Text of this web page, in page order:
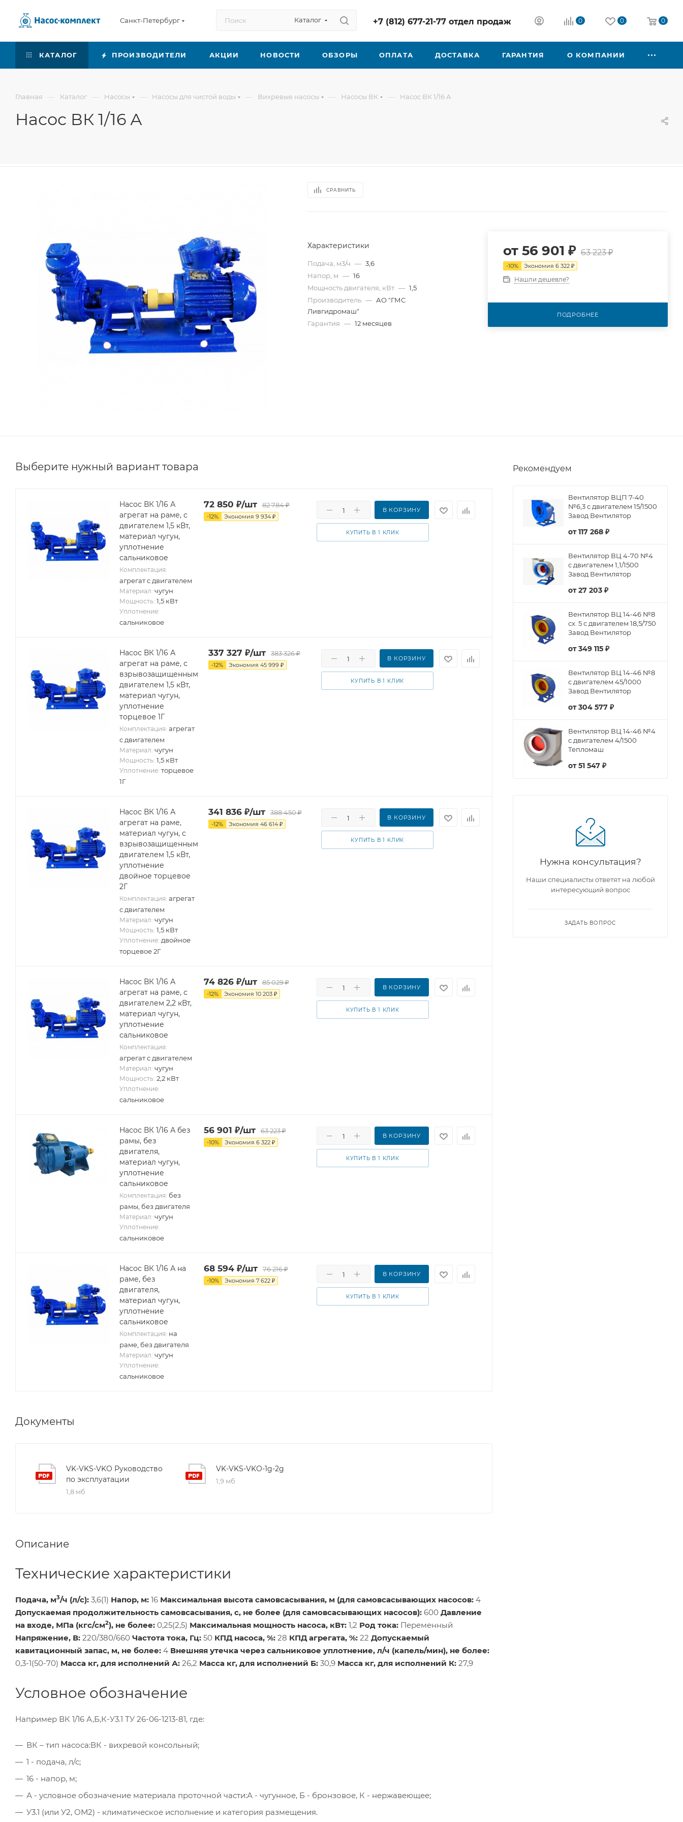
Санкт-Петербург Каталог +7 (812) 677-21-77 отдел продаж 0 0 0
КАТАЛОГ ПРОИЗВОДИТЕЛИ АКЦИИ НОВОСТИ ОБЗОРЫ ОПЛАТА ДОСТАВКА ГАРАНТИЯ О КОМПАНИИ
Главная — Каталог — Насосы — Насосы для чистой воды — Вихревые насосы — Насосы ВК — Насос ВК 1/16 А
Насос ВК 1/16 А
СРАВНИТЬ
Характеристики
Подача, м3/ч — 3,6
Напор, м — 16
Mощность двигателя, кВт — 1,5
Производитель — АО "ГМС
Ливгидромаш"
Гарантия — 12 месяцев
от 56 901 ₽ 63 223 ₽
-10% Экономия 6 322 ₽
Нашли дешевле?
ПОДРОБНЕЕ
Выберите нужный вариант товара
Насос ВК 1/16 А
агрегат на раме, с
двигателем 1,5 кВт,
материал чугун,
уплотнение
сальниковое
Комплектация:
агрегат с двигателем
Материал: чугун
Мощность: 1,5 кВт
Уплотнение:
сальниковое
72 850 ₽/шт 82 784₽
-12% Экономия 9 934₽
В КОРЗИНУ
КУПИТЬ В 1 КЛИК
Насос ВК 1/16 А
агрегат на раме, с
взрывозащищенным
двигателем 1,5 кВт,
материал чугун,
уплотнение
торцевое 1Г
Комплектация: агрегат
с двигателем
Материал: чугун
Мощность: 1,5 кВт
Уплотнение: торцевое
1Г
337 327 ₽/шт 383 326₽
-12% Экономия 45 999 ₽
В КОРЗИНУ
КУПИТЬ В 1 КЛИК
Насос ВК 1/16 А
агрегат на раме,
материал чугун, с
взрывозащищенным
двигателем 1,5 кВт,
уплотнение
двойное торцевое
2Г
Комплектация: агрегат
с двигателем
Материал: чугун
Мощность: 1,5 кВт
Уплотнение: двойное
торцевое 2Г
341 836 ₽/шт 388 450₽
-12% Экономия 46 614 ₽
В КОРЗИНУ
КУПИТЬ В 1 КЛИК
Насос ВК 1/16 А
агрегат на раме, с
двигателем 2,2 кВт,
материал чугун,
уплотнение
сальниковое
Комплектация:
агрегат с двигателем
Материал: чугун
Мощность: 2,2 кВт
Уплотнение:
сальниковое
74 826₽/шт 85 029₽
-12% Экономия 10 203₽
В КОРЗИНУ
КУПИТЬ В 1 КЛИК
Насос ВК 1/16 А без
рамы, без
двигателя,
материал чугун,
уплотнение
сальниковое
Комплектация: без
рамы, без двигателя
Материал: чугун
Уплотнение:
сальниковое
56 901 ₽/шт 63 223₽
-10% Экономия 6 322₽
В КОРЗИНУ
КУПИТЬ В 1 КЛИК
Насос ВК 1/16 А на
раме, без
двигателя,
материал чугун,
уплотнение
сальниковое
Комплектация: на
раме, без двигателя
Материал: чугун
Уплотнение:
сальниковое
68 594₽/шт 76 216₽
-10% Экономия 7 622₽
В КОРЗИНУ
КУПИТЬ В 1 КЛИК
Документы
VK-VKS-VKO Руководство
по эксплуатации
1,8 мб
VK-VKS-VKO-1g-2g
1,9 мб
Описание
Технические характеристики
Подача, м3/ч (л/с): 3,6(1) Напор, м: 16 Максимальная высота самовсасывания, м (для самовсасывающих насосов: 4
Допускаемая продолжительность самовсасывания, с, не более (для самовсасывающих насосов): 600 Давление
на входе, МПа (кгс/см2), не более: 0,25(2,5) Максимальная мощность насоса, кВт: 1,2 Род тока: Переменный
Напряжение, В: 220/380/660 Частота тока, Гц: 50 КПД насоса, %: 28 КПД агрегата, %: 22 Допускаемый
кавитационный запас, м, не более: 4 Внешняя утечка через сальниковое уплотнение, л/ч (капель/мин), не более:
0,3-1(50-70) Масса кг, для исполнений А: 26,2 Масса кг, для исполнений Б: 30,9 Масса кг, для исполнений К: 27,9
Условное обозначение
Например ВК 1/16 А,Б,К-У3.1 ТУ 26-06-1213-81, где:
ВК – тип насоса:ВК - вихревой консольный;
1 - подача, л/с;
16 - напор, м;
А - условное обозначение материала проточной части:А - чугунное, Б - бронзовое, К - нержавеющее;
У3.1 (или У2, ОМ2) - климатическое исполнение и категория размещения.
Рекомендуем
Вентилятор ВЦП 7-40
№6,3 с двигателем 15/1500
Завод Вентилятор
от117 268 ₽
Вентилятор ВЦ 4-70 №4
с двигателем 1,1/1500
Завод Вентилятор
от27 203 ₽
Вентилятор ВЦ 14-46 №8
сх. 5 с двигателем 18,5/750
Завод Вентилятор
от349 115 ₽
Вентилятор ВЦ 14-46 №8
с двигателем 45/1000
Завод Вентилятор
от304 577 ₽
Вентилятор ВЦ 14-46 №4
с двигателем 4/1500
Тепломаш
от51 547 ₽
Нужна консультация?
Наши специалисты ответят на любой
интересующий вопрос
ЗАДАТЬ ВОПРОС